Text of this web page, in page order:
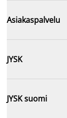
Asiakaspalvelu
JYSK
JYSK suomi